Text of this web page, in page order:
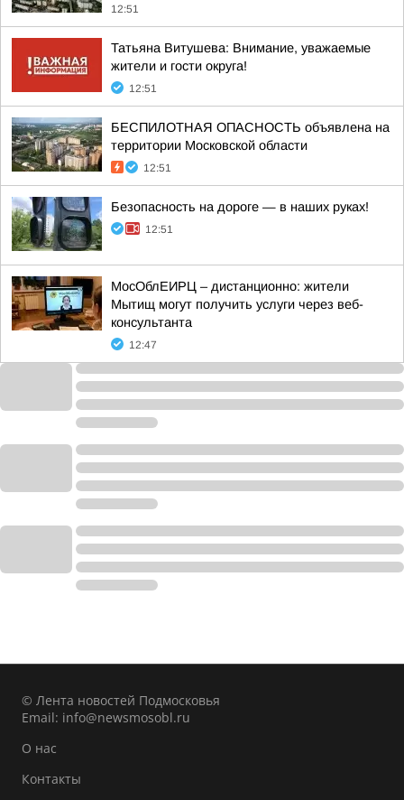
12:51
Татьяна Витушева: Внимание, уважаемые
жители и гости округа!
12:51
БЕСПИЛОТНАЯ ОПАСНОСТЬ объявлена на
территории Московской области
12:51
Безопасность на дороге — в наших руках!
12:51
МосОблЕИРЦ – дистанционно: жители
Мытищ могут получить услуги через веб-
консультанта
12:47
© Лента новостей Подмосковья
Email: info@newsmosobl.ru
О нас
Контакты